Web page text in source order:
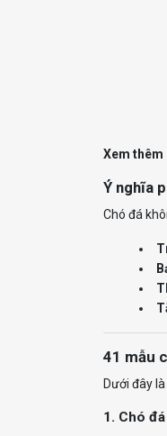
Xem thêm
Ý nghĩa
Chó đá
41 mẫu
Dưới đây
1. Chó